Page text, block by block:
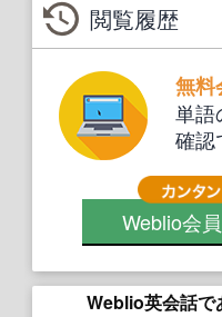
閲覧履歴
無料
単語
確認
Weblio会員
Weblio英会話で